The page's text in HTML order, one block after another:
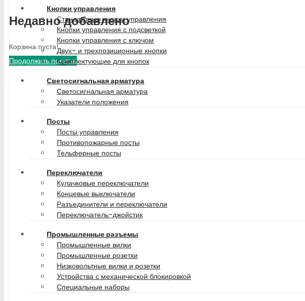
Недавно добавлено
Корзина пуста!
Продолжить покупки
Кнопки управления
Стандартные кнопки управления
Кнопки управления с подсветкой
Кнопки управления с ключом
Двух- и трехпозиционные кнопки
Комплектующие для кнопок
Светосигнальная арматура
Светосигнальная арматура
Указатели положения
Посты
Посты управления
Противопожарные посты
Тельферные посты
Переключатели
Кулачковые переключатели
Концевые выключатели
Разъединители и переключатели
Переключатель-джойстик
Промышленные разъемы
Промышленные вилки
Промышленные розетки
Низковольтные вилки и розетки
Устройства с механической блокировкой
Специальные наборы